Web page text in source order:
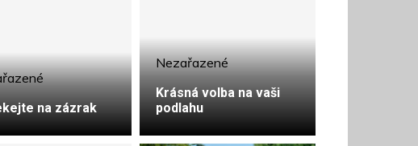
na zázrak
Nezařazené
Krásná volba na vaši
podlahu